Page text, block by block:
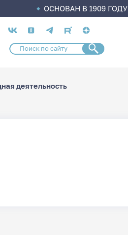
ОСНОВАН В 1909 ГОДУ
Социальные
сети
деятельность